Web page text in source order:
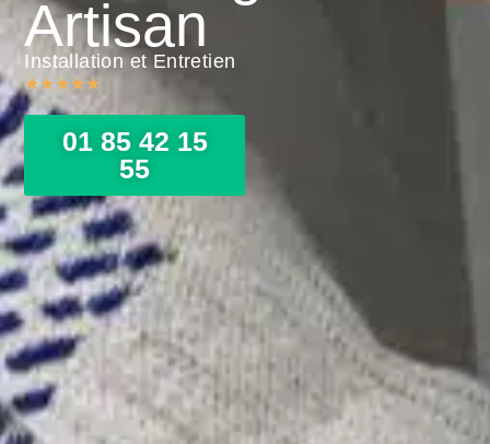
Artisan
Installation et Entretien
★★★★★
01 85 42 15
55